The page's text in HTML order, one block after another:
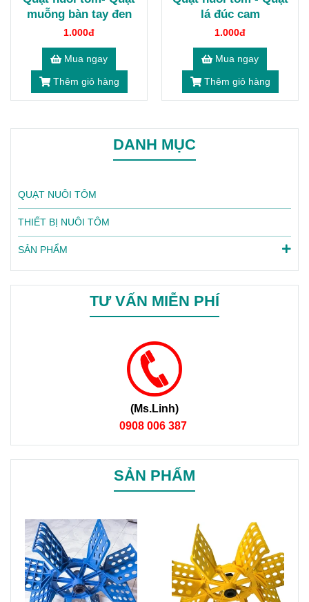
muỗng bàn tay đen
1.000đ
Mua ngay
Thêm giỏ hàng
lá đúc cam
1.000đ
Mua ngay
Thêm giỏ hàng
DANH MỤC
QUẠT NUÔI TÔM
THIẾT BỊ NUÔI TÔM
SẢN PHẨM
TƯ VẤN MIỄN PHÍ
(Ms.Linh)
0908 006 387
SẢN PHẨM